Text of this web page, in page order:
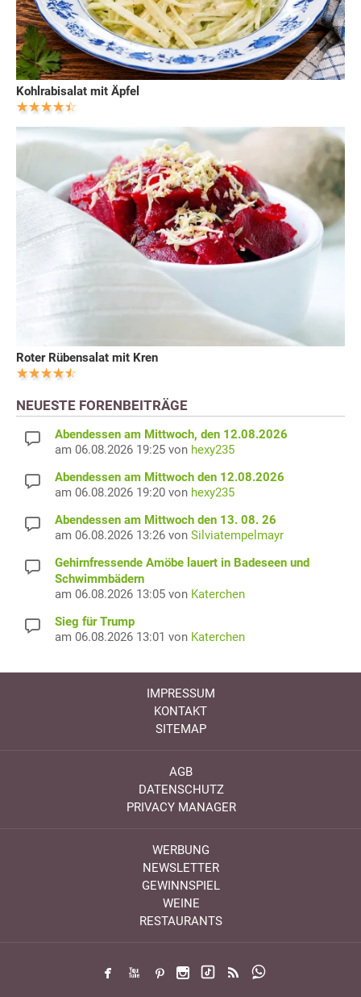
Kohlrabisalat mit Äpfel
Roter Rübensalat mit Kren
NEUESTE FORENBEITRÄGE
Abendessen am Mittwoch, den 12.08.2026
am 06.08.2026 19:25 von hexy235
Abendessen am Mittwoch den 12.08.2026
am 06.08.2026 19:20 von hexy235
Abendessen am Mittwoch den 13. 08. 26
am 06.08.2026 13:26 von Silviatempelmayr
Gehirnfressende Amöbe lauert in Badeseen und
Schwimmbädern
am 06.08.2026 13:05 von Katerchen
Sieg für Trump
am 06.08.2026 13:01 von Katerchen
IMPRESSUM
KONTAKT
SITEMAP
AGB
DATENSCHUTZ
PRIVACY MANAGER
WERBUNG
NEWSLETTER
GEWINNSPIEL
WEINE
RESTAURANTS